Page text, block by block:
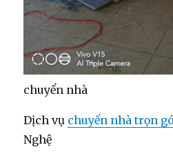
chuyển nhà
Dịch vụ chuyển nhà trọn
Nghệ